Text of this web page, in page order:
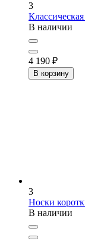
3
В наличии
4 190 ₽
В корзину
3
Носки
В наличии